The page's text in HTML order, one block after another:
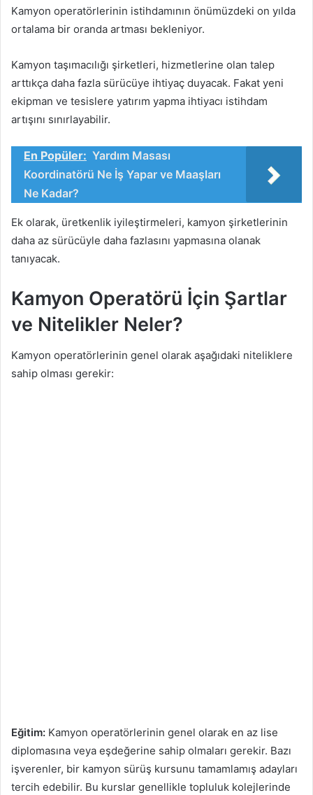
Kamyon operatörlerinin istihdamının önümüzdeki on yılda
ortalama bir oranda artması bekleniyor.
Kamyon taşımacılığı şirketleri, hizmetlerine olan talep
arttıkça daha fazla sürücüye ihtiyaç duyacak. Fakat yeni
ekipman ve tesislere yatırım yapma ihtiyacı istihdam
artışını sınırlayabilir.
En Popüler: Yardım Masası
Koordinatörü Ne İş Yapar ve Maaşları
Ne Kadar?
Ek olarak, üretkenlik iyileştirmeleri, kamyon şirketlerinin
daha az sürücüyle daha fazlasını yapmasına olanak
tanıyacak.
Kamyon Operatörü İçin Şartlar
ve Nitelikler Neler?
Kamyon operatörlerinin genel olarak aşağıdaki niteliklere
sahip olması gerekir:
Eğitim: Kamyon operatörlerinin genel olarak en az lise
diplomasına veya eşdeğerine sahip olmaları gerekir. Bazı
işverenler, bir kamyon sürüş kursunu tamamlamış adayları
tercih edebilir. Bu kurslar genellikle topluluk kolejlerinde